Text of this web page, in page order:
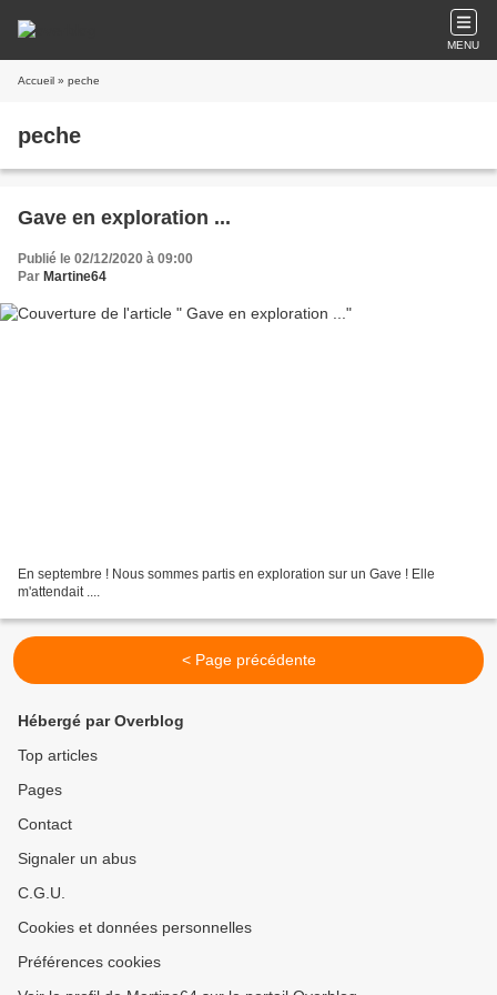
MENU
Accueil » peche
peche
Gave en exploration ...
Publié le 02/12/2020 à 09:00
Par Martine64
En septembre ! Nous sommes partis en exploration sur un Gave ! Elle
m'attendait ....
< Page précédente
Hébergé par Overblog
Top articles
Pages
Contact
Signaler un abus
C.G.U.
Cookies et données personnelles
Préférences cookies